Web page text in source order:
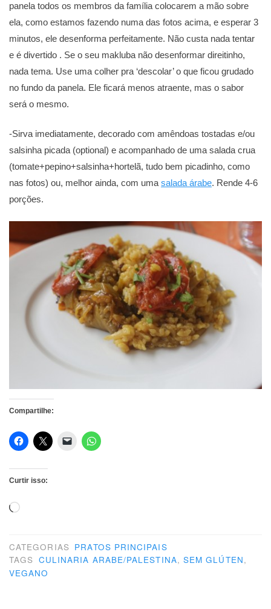
panela todos os membros da família colocarem a mão sobre
ela, como estamos fazendo numa das fotos acima, e esperar 3
minutos, ele desenforma perfeitamente. Não custa nada tentar
e é divertido . Se o seu makluba não desenformar direitinho,
nada tema. Use uma colher pra ‘descolar’ o que ficou grudado
no fundo da panela. Ele ficará menos atraente, mas o sabor
será o mesmo.
-Sirva imediatamente, decorado com amêndoas tostadas e/ou
salsinha picada (optional) e acompanhado de uma salada crua
(tomate+pepino+salsinha+hortelã, tudo bem picadinho, como
nas fotos) ou, melhor ainda, com uma salada árabe. Rende 4-6
porções.
Compartilhe:
Curtir isso:
Carregando...
CATEGORIAS PRATOS PRINCIPAIS
TAGS CULINARIA ARABE/PALESTINA, SEM GLÚTEN,
VEGANO